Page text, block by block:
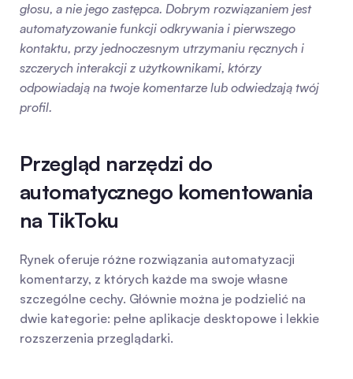
głosu, a nie jego zastępca. Dobrym rozwiązaniem jest
automatyzowanie funkcji odkrywania i pierwszego
kontaktu, przy jednoczesnym utrzymaniu ręcznych i
szczerych interakcji z użytkownikami, którzy
odpowiadają na twoje komentarze lub odwiedzają twój
profil.
Przegląd narzędzi do
automatycznego komentowania
na TikToku
Rynek oferuje różne rozwiązania automatyzacji
komentarzy, z których każde ma swoje własne
szczególne cechy. Głównie można je podzielić na
dwie kategorie: pełne aplikacje desktopowe i lekkie
rozszerzenia przeglądarki.